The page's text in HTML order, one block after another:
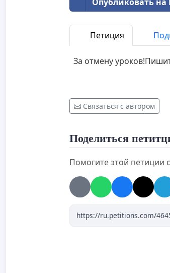
Петиция
За отмену
Связаться с автором
Поделиться
Помогите этой петиции